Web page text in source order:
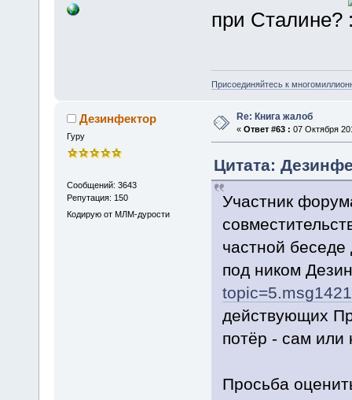
при Сталине?
Присоединяйтесь к
Дезинфектор
Гуру
Сообщений: 3643
Репутация: 150
Кодирую от МЛМ-дурости
Re: Книга жалоб
« Ответ #63 : 07 Октября
Цитата:
Участник
частной
под ником
действующих
потёр - сам или
Просьба